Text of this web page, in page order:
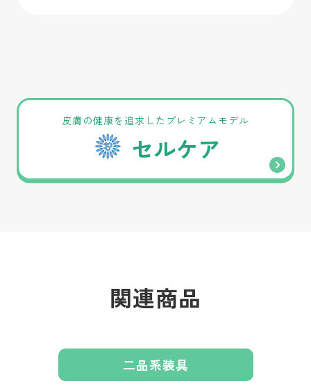
皮膚の健康を追求したプレミアムモデル
セルケア
関連商品
二品系装具